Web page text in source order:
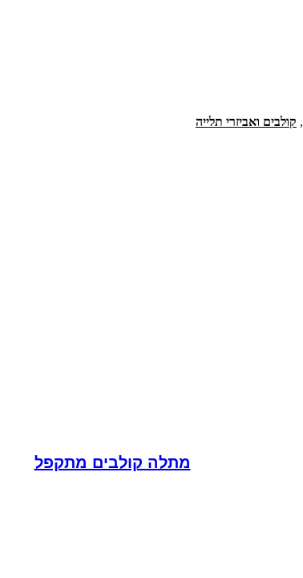
, קולבים ואביזרי תלייה
מתלה קולבים מתקפל